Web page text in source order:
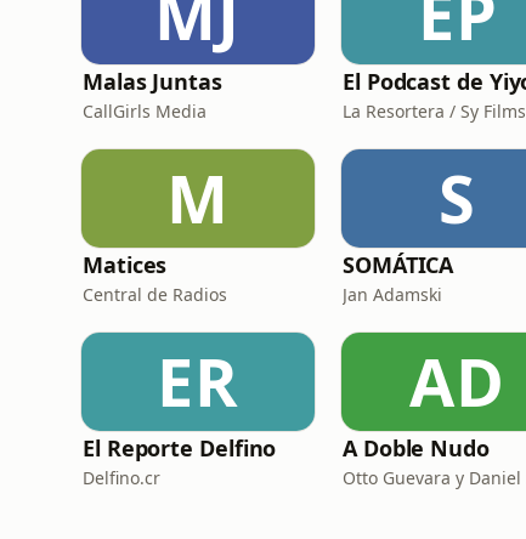
Malas Juntas
CallGirls Media La Resortera / Sy Films
M
Matices
Central de Radios
S
SOMÁTICA
Jan Adamski
ER
El Reporte Delfino
Delfino.cr
AD
A Doble Nudo